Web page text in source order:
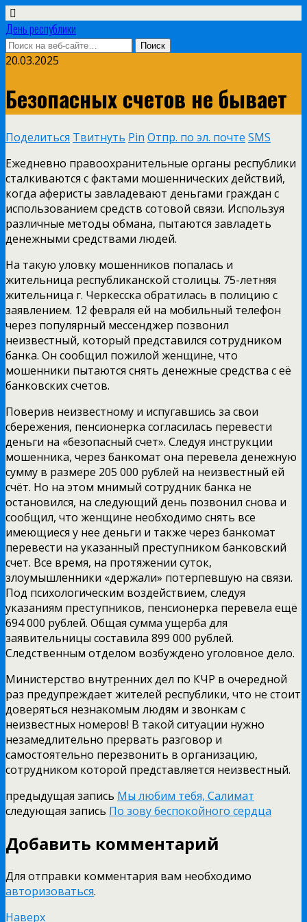
День республики
20.03.2025
Безопасных счетов не бывает
Поделиться Твитнуть Pin Отпр. по эл. почте SMS
Ежедневно правоохранительные органы республики
сталкиваются с фактами мошеннических действий,
когда аферисты завладевают деньгами граждан с
использованием средств сотовой связи. Используя
различные методы обмана, пытаются завладеть
денежными средствами людей.
На такую уловку мошенников попалась и
жительница республиканской столицы. 75-летняя
жительница г. Черкесска обратилась в полицию с
заявлением. 12 февраля ей на мобильный телефон
через популярный мессенджер позвонил
неизвестный, который представился сотрудником
банка. Он сообщил пожилой женщине, что
мошенники пытаются снять денежные средства с её
банковских счетов.
Поверив неизвестному и испугавшись за свои
сбережения, пенсионерка согласилась перевести
деньги на «безопасный счет». Следуя инструкции
мошенника, через банкомат она перевела денежную
сумму в размере 205 000 рублей на неизвестный ей
счёт. Но на этом мнимый сотрудник банка не
остановился, на следующий день позвонил снова и
сообщил, что женщине необходимо снять все
имеющиеся у нее деньги и также через банкомат
перевести на указанный преступником банковский
счет. Все время, на протяжении суток,
злоумышленники «держали» потерпевшую на связи.
Под психологическим воздействием, следуя
указаниям преступников, пенсионерка перевела ещё
694 000 рублей. Общая сумма ущерба для
заявительницы составила 899 000 рублей.
Следственным отделом возбуждено уголовное дело.
Министерство внутренних дел по КЧР в очередной
раз предупреждает жителей республики, что не стоит
доверяться незнакомым людям и звонкам с
неизвестных номеров! В такой ситуации нужно
незамедлительно прервать разговор и
самостоятельно перезвонить в организацию,
сотрудником которой представляется неизвестный.
предыдущая запись Мы любим тебя, Салимат
следующая запись По зову беспокойного сердца
Добавить комментарий
Для отправки комментария вам необходимо
авторизоваться.
Наверх